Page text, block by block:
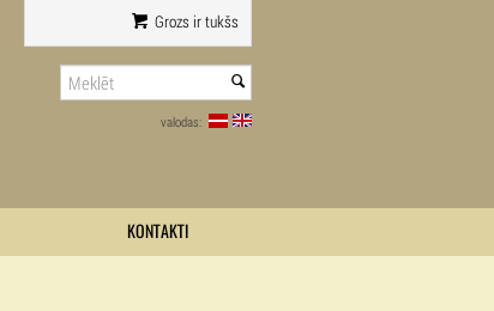
Grozs ir tukšs
valodas:
KONTAKTI